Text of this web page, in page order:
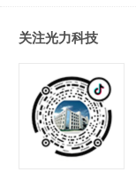
关注光力科技